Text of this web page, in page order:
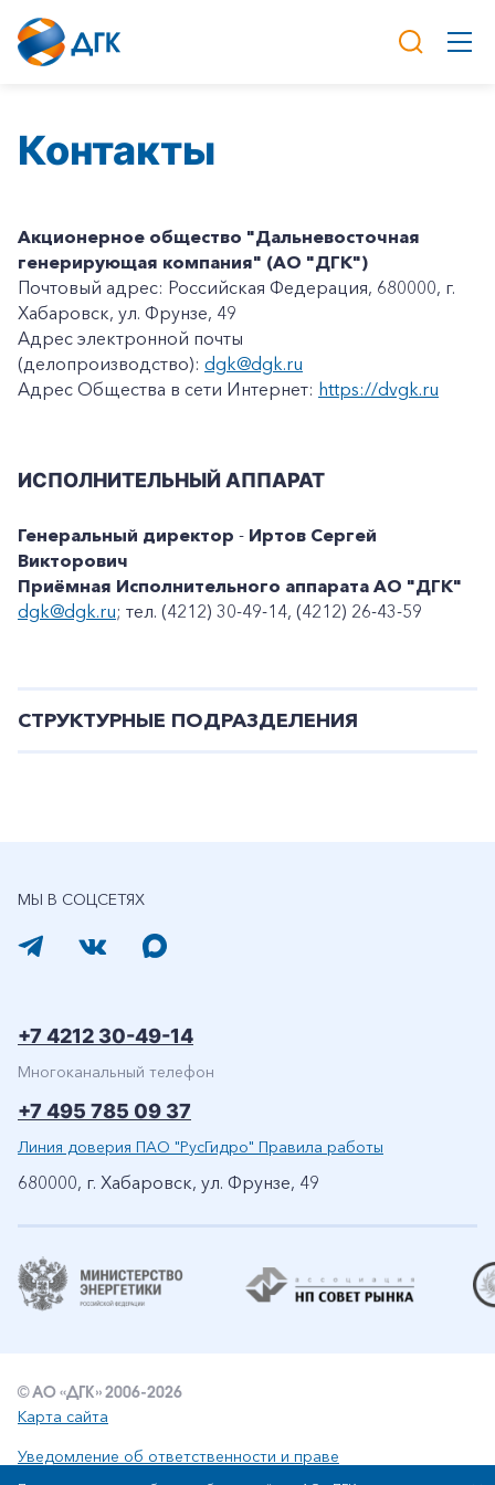
Контакты
Акционерное общество "Дальневосточная
генерирующая компания" (АО "ДГК")
Почтовый адрес: Российская Федерация, 680000, г.
Хабаровск, ул. Фрунзе, 49
Адрес электронной почты
(делопроизводство): dgk@dgk.ru
Адрес Общества в сети Интернет: https://dvgk.ru
ИСПОЛНИТЕЛЬНЫЙ АППАРАТ
Генеральный директор - Иртов Сергей
Викторович
Приёмная Исполнительного аппарата АО "ДГК"
dgk@dgk.ru; тел. (4212) 30-49-14, (4212) 26-43-59
СТРУКТУРНЫЕ ПОДРАЗДЕЛЕНИЯ
МЫ В СОЦСЕТЯХ
+7 4212 30-49-14
Многоканальный телефон
+7 495 785 09 37
Линия доверия ПАО "РусГидро" Правила работы
680000, г. Хабаровск, ул. Фрунзе, 49
© АО «ДГК» 2006-2026
Карта сайта
Уведомление об ответственности и праве
интеллектуальной собственности